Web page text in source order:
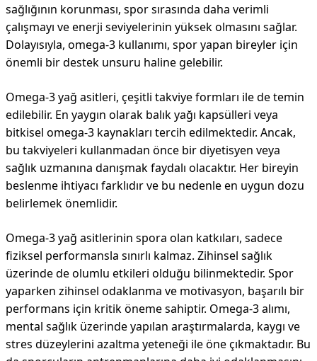
sağlığının korunması, spor sırasında daha verimli
çalışmayı ve enerji seviyelerinin yüksek olmasını sağlar.
Dolayısıyla, omega-3 kullanımı, spor yapan bireyler için
önemli bir destek unsuru haline gelebilir.
Omega-3 yağ asitleri, çeşitli takviye formları ile de temin
edilebilir. En yaygın olarak balık yağı kapsülleri veya
bitkisel omega-3 kaynakları tercih edilmektedir. Ancak,
bu takviyeleri kullanmadan önce bir diyetisyen veya
sağlık uzmanına danışmak faydalı olacaktır. Her bireyin
beslenme ihtiyacı farklıdır ve bu nedenle en uygun dozu
belirlemek önemlidir.
Omega-3 yağ asitlerinin spora olan katkıları, sadece
fiziksel performansla sınırlı kalmaz. Zihinsel sağlık
üzerinde de olumlu etkileri olduğu bilinmektedir. Spor
yaparken zihinsel odaklanma ve motivasyon, başarılı bir
performans için kritik öneme sahiptir. Omega-3 alımı,
mental sağlık üzerinde yapılan araştırmalarda, kaygı ve
stres düzeylerini azaltma yeteneği ile öne çıkmaktadır. Bu